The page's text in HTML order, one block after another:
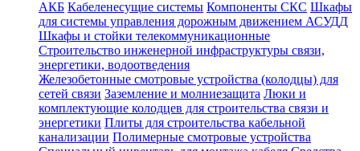
АКБ Кабеленесущие системы Компоненты СКС Шкафы
для системы управления дорожным движением АСУДД
Шкафы и стойки телекоммуникационные
Строительство инженерной инфраструктуры связи,
энергетики, водоотведения
Железобетонные смотровые устройства (колодцы) для
сетей связи Заземление и молниезащита Люки и
комплектующие колодцев для строительства связи и
энергетики Плиты для строительства кабельной
канализации Полимерные смотровые устройства